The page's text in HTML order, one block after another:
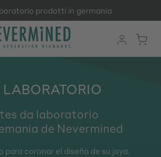
prodotti in germania
da laboratorio
de Nevermined
para coronar el diseño de su joya.